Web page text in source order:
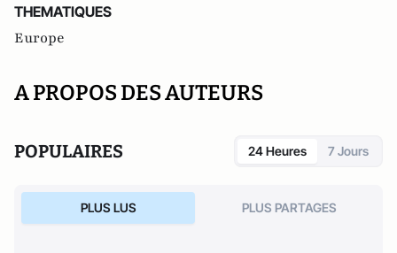
THEMATIQUES
Europe
A PROPOS DES AUTEURS
POPULAIRES 24 Heures 7 Jours
PLUS LUS PLUS PARTAGES